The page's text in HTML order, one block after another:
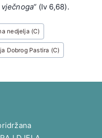
(Iv 6,68).
nedjelja (C)
Dobrog Pastira (C)